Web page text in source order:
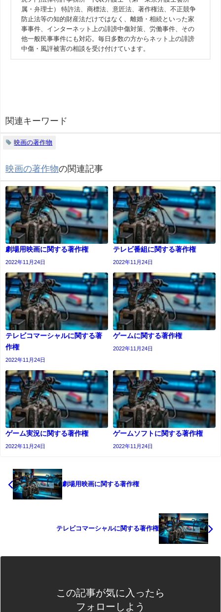
属・弁理士） 特許法、商標法、意匠法、著作権法、不正競争
防止法等の知的財産法だけではなく、離婚・相続といった家
事事件、インターネット上の誹謗中傷対策、労働事件、その
他一般民事事件にも対応。毎日多数の方からネット上の誹謗
中傷・風評被害の相談を受け付けています。
関連キーワード
映画の著作物
映画の著作物の関連記事
劇場用映画に関する著作権
2022年11月24日
テレビ番組に関する著作権
2022年11月24日
テレビコマーシャルに関する著
作権
2022年11月24日
ゲームに関する著作権
2022年11月24日
ゲーム実況に関する著作権
2022年11月24日
ゲームソフトに関する著作権
2022年11月24日
劇場用映画に関する著作権
テレビコマーシャルに関する著作権
この記事が気に入ったら
フォローしよう